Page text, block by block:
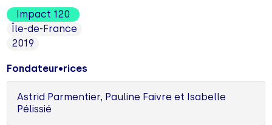
Impact 120
Île-de-France
2019
Fondateur•rices
Astrid Parmentier, Pauline Faivre et Isabelle
Pélissié